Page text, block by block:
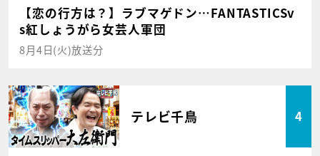
【恋の行方は？】ラブマゲドン…FANTASTICSv
s紅しょうがら女芸人軍団
8月4日(火)放送分
テレビ千鳥 4